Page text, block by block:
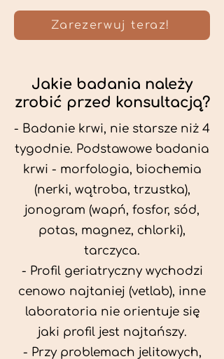
Zarezerwuj teraz!
Jakie badania należy
zrobić przed konsultacją?
- Badanie krwi, nie starsze niż 4
tygodnie. Podstawowe badania
krwi - morfologia, biochemia
(nerki, wątroba, trzustka),
jonogram (wapń, fosfor, sód,
potas, magnez, chlorki),
tarczyca.
- Profil geriatryczny wychodzi
cenowo najtaniej (vetlab), inne
laboratoria nie orientuje się
jaki profil jest najtańszy.
- Przy problemach jelitowych,